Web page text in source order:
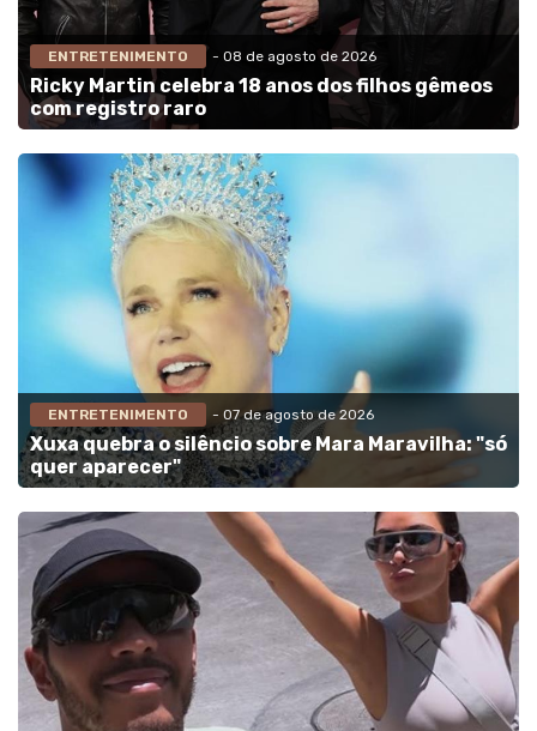
ENTRETENIMENTO - 08 de agosto de 2026
Ricky Martin celebra 18 anos dos filhos gêmeos
com registro raro
ENTRETENIMENTO - 07 de agosto de 2026
Xuxa quebra o silêncio sobre Mara Maravilha: "só
quer aparecer"